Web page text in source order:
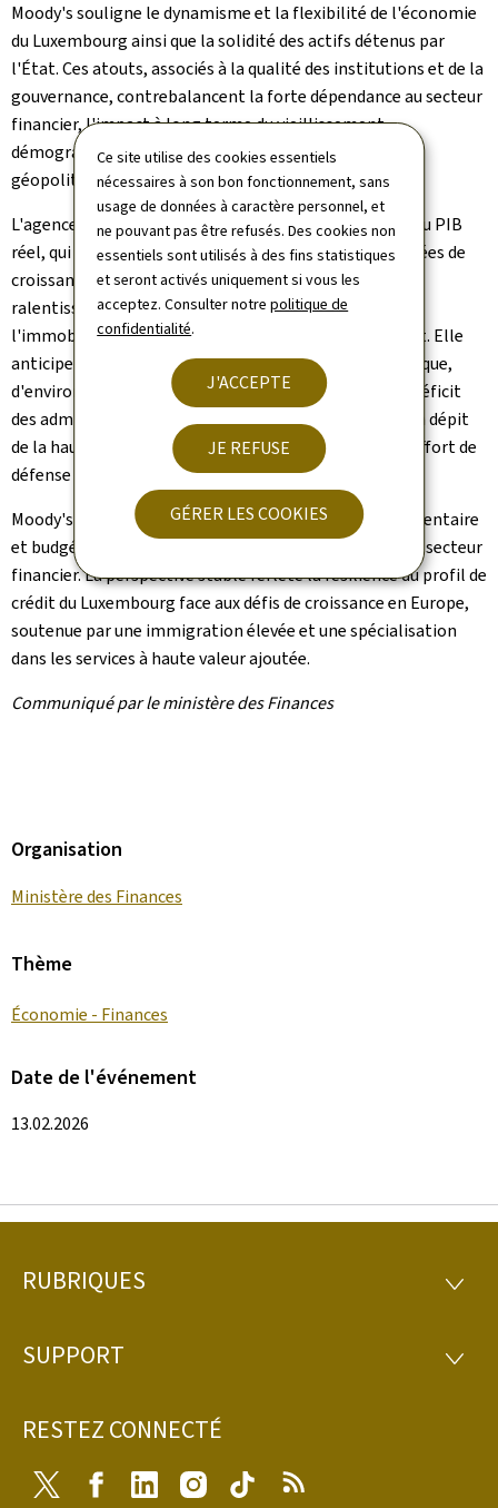
Ce site utilise des cookies essentiels
nécessaires à son bon fonctionnement, sans
usage de données à caractère personnel, et
ne pouvant pas être refusés. Des cookies non
essentiels sont utilisés à des fins statistiques
et seront activés uniquement si vous les
acceptez. Consulter notrepolitique de
confidentialité.
J'ACCEPTE
JE REFUSE
GÉRER LES COOKIES
Moody's souligne le dynamisme et la flexibilité de l'économie
du Luxembourg ainsi que la solidité des actifs détenus par
l'État. Ces atouts, associés à la qualité des institutions et de la
gouvernance, contrebalancent la forte dépendance au secteur
financier, l'impact à long terme du vieillissement
démographique et l'exposition modérée aux risques
géopolitiques.
L'agence s'attend à une accélération de la croissance du PIB
réel, qui atteindrait 2,1 % en 2027, après plusieurs années de
croissance faible, marquées notamment par le
ralentissement du secteur de la construction et de
l'immobilier sous l'effet de la hausse des taux d'intérêt. Elle
anticipe une augmentation graduelle de la dette publique,
d'environ 27 % du PIB en 2025 à 28,2 % en 2027, et un déficit
des administrations publiques qui resterait modéré, en dépit
de la hausse des dépenses liée à l'objectif de porter l'effort de
défense à 2 % du RNB dès 2025.
Moody's met en avant la robustesse des cadres réglementaire
et budgétaire, ainsi que l'efficacité de la supervision du secteur
financier. La perspective stable reflète la résilience du profil de
crédit du Luxembourg face aux défis de croissance en Europe,
soutenue par une immigration élevée et une spécialisation
dans les services à haute valeur ajoutée.
Communiqué par le ministère des Finances
Organisation
Ministère des Finances
Thème
Économie - Finances
Date de l'événement
13.02.2026
Pied
page
RUBRIQUES
SUPPORT
RESTEZ CONNECTÉ
Twitter FacebookLinkedIn InstagramTiktok